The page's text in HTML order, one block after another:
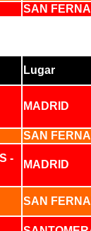
SAN
Lugar
MADRID
SAN
-
MADRID
SAN